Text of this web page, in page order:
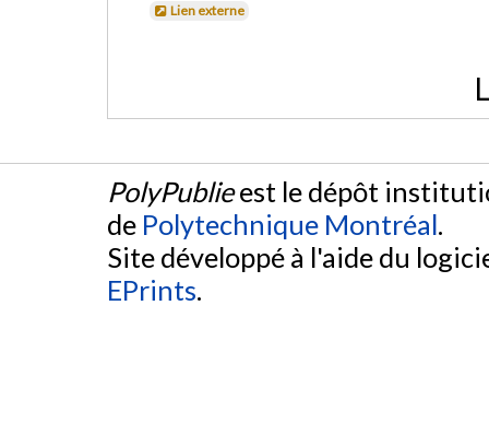
Lien externe
PolyPublieest le dépôt
de Polytechnique Montréal.
Site développé à l'aide du
EPrints.